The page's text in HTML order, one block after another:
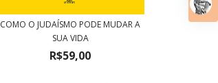
COMO O JUDAÍSMO PODE MUDAR A
SUA VIDA
R$59,00